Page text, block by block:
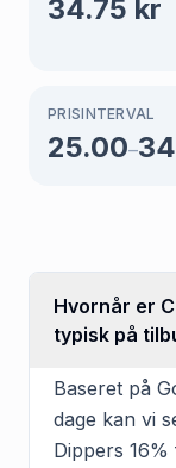
34.75 kr
PRISINTERVAL
25.00–
Hvornår er
typisk på
Baseret på
dage kan vi
Dippers